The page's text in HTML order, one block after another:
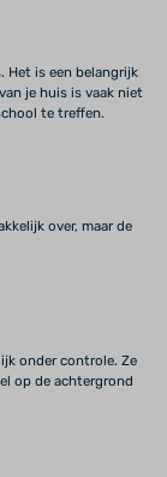
Het is een belangrijk
je huis is vaak niet
te treffen.
over, maar de
onder controle. Ze
op de achtergrond